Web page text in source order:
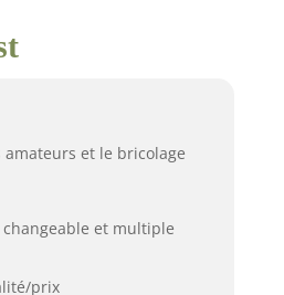
et le bricolage
et multiple
prix